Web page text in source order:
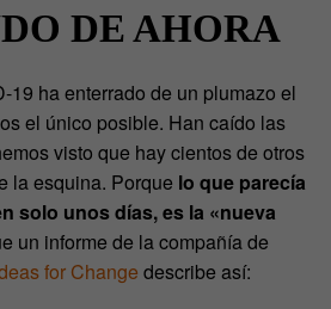
DE AHORA
19 ha enterrado de un plumazo el
el único posible. Han caído las
visto que hay cientos de otros
la esquina. Porque lo que parecía
solo unos días, es la «nueva
un informe de la compañía de
for Change describe así: